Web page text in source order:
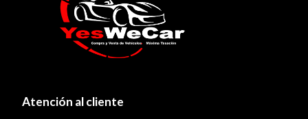
Atención al cliente